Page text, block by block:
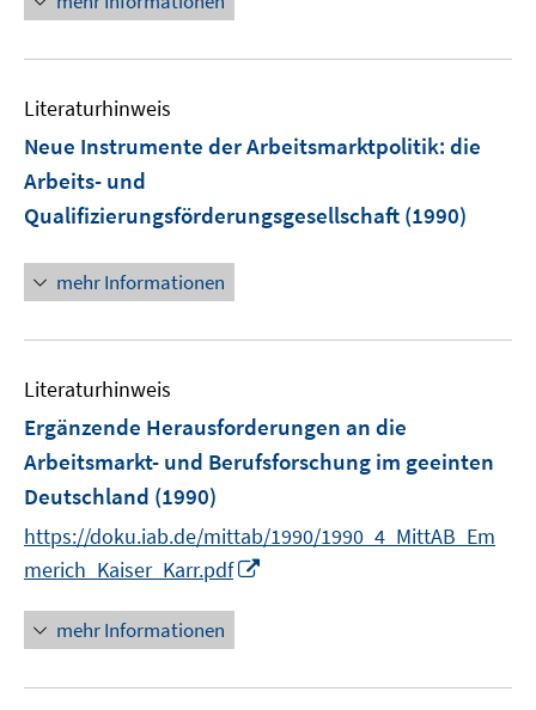
e
u
m
F
n
s
e
r
ö
f
n
e
Literaturhinweis
Neue Instrumente der Arbeitsmarktpolitik: die
Arbeits- und
Qualifizierungsförderungsgesellschaft (1990)
mehr Informationen
Literaturhinweis
Ergänzende Herausforderungen an die
Arbeitsmarkt- und Berufsforschung im geeinten
Deutschland (1990)
https://doku.iab.de/mittab/1990/1990_4_MittAB_Em
merich_Kaiser_Karr.pdf
u
mehr Informationen